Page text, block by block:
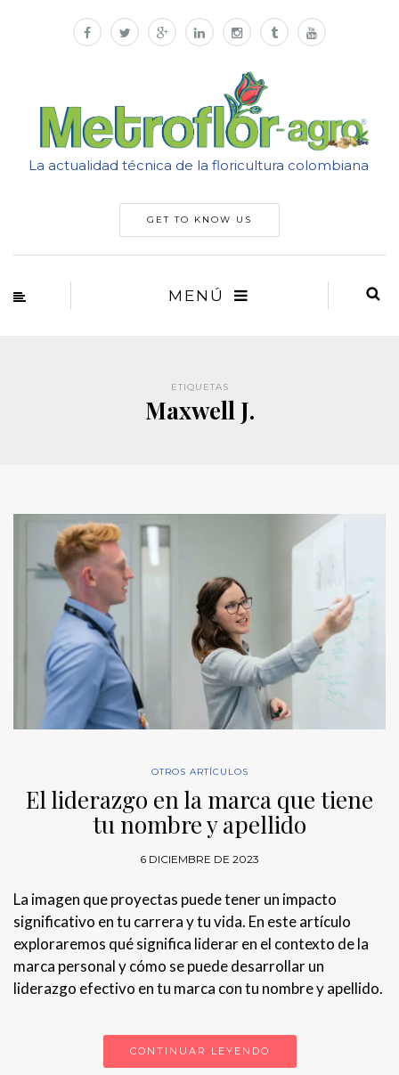
La actualidad técnica de la floricultura colombiana
GET TO KNOW US
MENÚ
ETIQUETAS
Maxwell J.
OTROS ARTÍCULOS
El liderazgo en la marca que tiene
tu nombre y apellido
6 DICIEMBRE DE 2023
La imagen que proyectas puede tener un impacto
significativo en tu carrera y tu vida. En este artículo
exploraremos qué significa liderar en el contexto de la
marca personal y cómo se puede desarrollar un
liderazgo efectivo en tu marca con tu nombre y apellido.
CONTINUAR LEYENDO